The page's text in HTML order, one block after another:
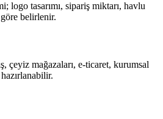
logo tasarımı, sipariş miktarı, havlu
belirlenir.
çeyiz mağazaları, e-ticaret, kurumsal